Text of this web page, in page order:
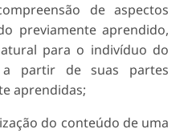
de aspectos
previamente aprendido,
para o indivíduo do
partir de suas partes
aprendidas;
do conteúdo de uma